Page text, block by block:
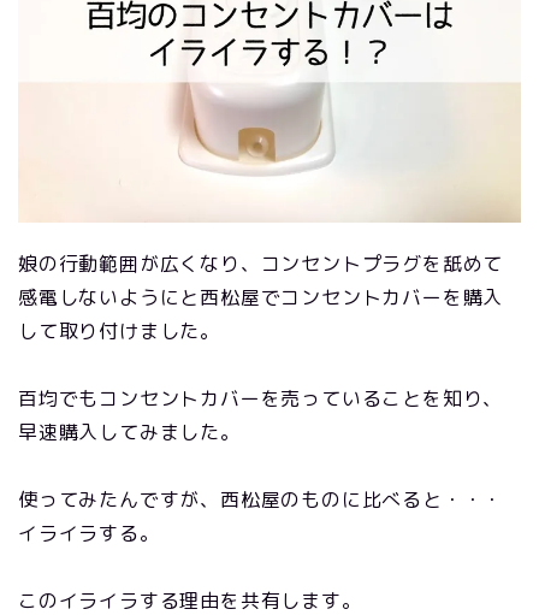
娘の行動範囲が広くなり、コンセントプラグを舐めて
感電しないようにと西松屋でコンセントカバーを購入
して取り付けました。
百均でもコンセントカバーを売っていることを知り、
早速購入してみました。
使ってみたんですが、西松屋のものに比べると・・・
イライラする。
このイライラする理由を共有します。